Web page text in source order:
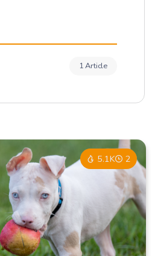
1 Article
5.1K 2